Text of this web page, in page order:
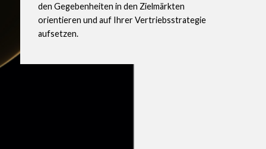
den Gegebenheiten in den Zielmärkten
orientieren und auf Ihrer Vertriebsstrategie
aufsetzen.